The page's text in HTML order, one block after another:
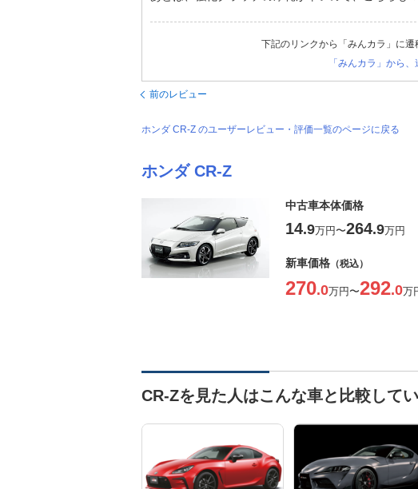
下記のリンクから「みんカラ」に遷
「みんカラ」から
前のレビュー
ホンダ CR-Z のユーザーレビュー・評価一覧のページに戻る
ホンダ CR-Z
中古車本体価格
14.9万円〜264.9万円
新車価格 （税込）
270.0万円〜292.0万
CR-Zを見た人はこんな車と比較して